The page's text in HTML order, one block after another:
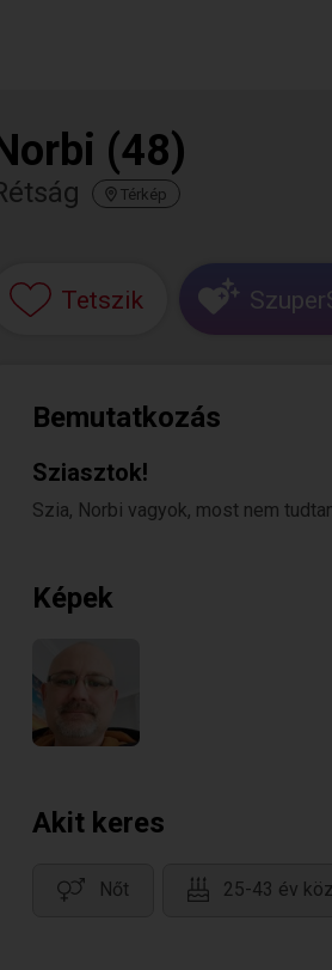
(48)
Térkép
Tetszik
Bemutatkozás
Sziasztok!
Szia, Norbi vagyok, most nem
Képek
Akit keres
Nőt 25-43 év